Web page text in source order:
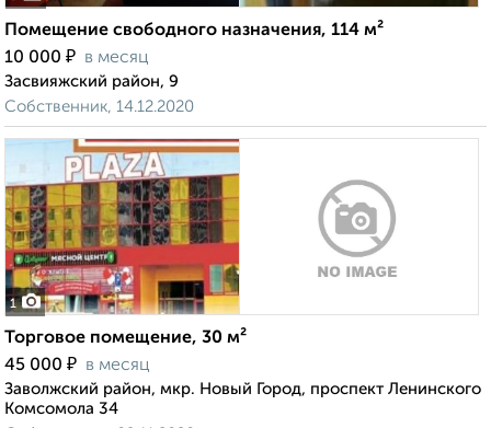
Помещение свободного назначения, 114 м²
10 000 ₽ в месяц
Засвияжский район, 9
Собственник, 14.12.2020
1
Торговое помещение, 30 м²
45 000 ₽ в месяц
Заволжский район, мкр. Новый Город, проспект Ленинского
Комсомола 34